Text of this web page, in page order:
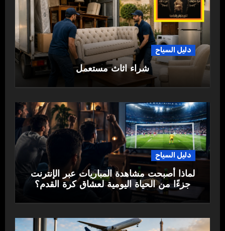
دليل السياح
شراء اثاث مستعمل
دليل السياح
لماذا أصبحت مشاهدة المباريات عبر الإنترنت
جزءًا من الحياة اليومية لعشاق كرة القدم؟